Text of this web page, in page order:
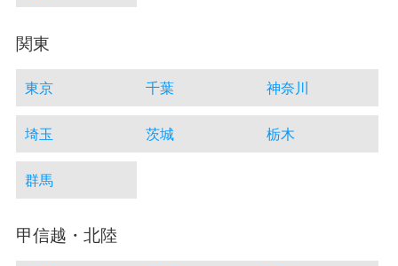
関東
東京 千葉 神奈川
埼玉 茨城 栃木
群馬
甲信越・北陸